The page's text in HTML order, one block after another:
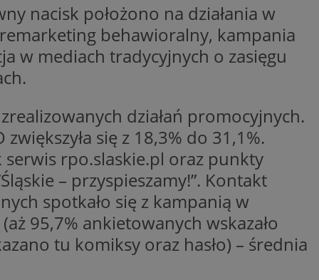
nacisk położono na działania w
behawioralny, kampania
w mediach tradycyjnych o zasięgu
działań promocyjnych.
się z 18,3% do 31,1%.
rpo.slaskie.pl oraz punkty
– przyspieszamy!”. Kontakt
spotkało się z kampanią w
95,7% ankietowanych wskazało
tu komiksy oraz hasło) – średnia
informacji o
internetowej,
i czy
informacji na
internetową.
śledzenia i analizy
i
interakcji
internetowej
i
wdrażaniem
Google
spójne
podczas
przez
były lepiej
witrynę.
przez
były lepiej
witrynę.
OpenX dla
tylko do
push do
do
urządzeń
aby
i
tworzeniu
w celu poprawy